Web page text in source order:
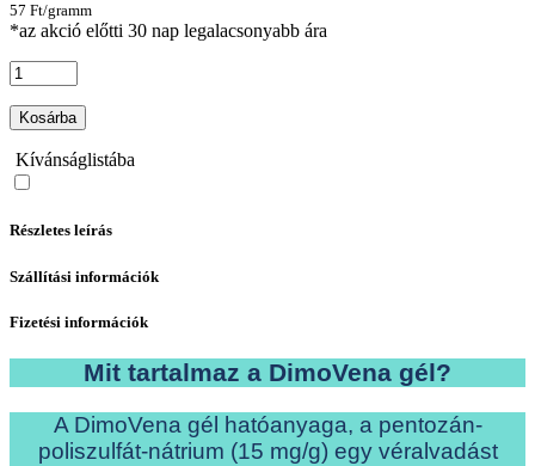
57 Ft/gramm
*az akció előtti 30 nap legalacsonyabb ára
Kosárba
Kívánságlistába
Részletes leírás
Szállítási információk
Fizetési információk
Mit tartalmaz a DimoVena gél?
A DimoVena gél hatóanyaga, a pentozán-
poliszulfát-nátrium (15 mg/g) egy véralvadást